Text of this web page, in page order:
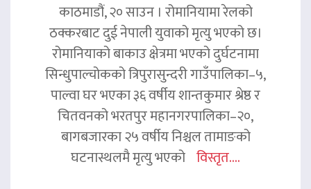
काठमाडौं, २० साउन । रोमानियामा रेलको
ठक्करबाट दुई नेपाली युवाको मृत्यु भएको छ।
रोमानियाको बाकाउ क्षेत्रमा भएको दुर्घटनामा
सिन्धुपाल्चोकको त्रिपुरासुन्दरी गाउँपालिका–५,
पाल्वा घर भएका ३६ वर्षीय शान्तकुमार श्रेष्ठ र
चितवनको भरतपुर महानगरपालिका–२०,
बागबजारका २५ वर्षीय निश्चल तामाङको
घटनास्थलमै मृत्यु भएको विस्तृत....